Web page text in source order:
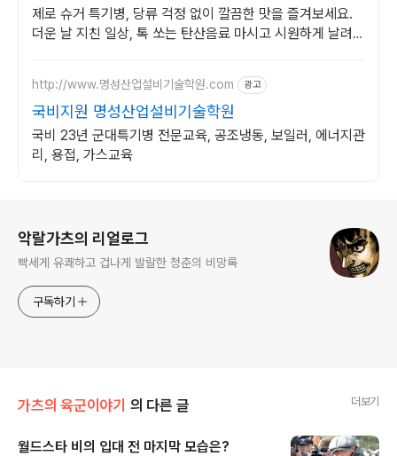
제로 슈거 특기병, 당류 걱정 없이 깔끔한 맛을 즐겨보세요.
더운 날 지친 일상, 톡 쏘는 탄산음료 마시고 시원하게 날려버
http://www.명성산업설비기술학원.com 광고
국비지원 명성산업설비기술학원
국비 23년 군대특기병 전문교육, 공조냉동, 보일러, 에너지관
리, 용접, 가스교육
악랄가츠의 리얼로그
빡세게 유쾌하고 겁나게 발랄한 청춘의 비망록
구독하기
가츠의 육군이야기 의 다른 글 더보기
월드스타 비의 입대 전 마지막 모습은?